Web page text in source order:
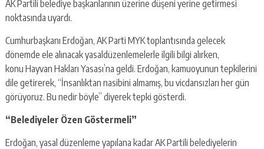
AK Partili belediye başkanlarının üzerine düşeni yerine getirmesi
noktasında uyardı.
Cumhurbaşkanı Erdoğan, AK Parti MYK toplantısında gelecek
dönemde ele alınacak yasaldüzenlemelerle ilgili bilgi alırken,
konu Hayvan Hakları Yasası’na geldi. Erdoğan, kamuoyunun tepkilerini
dile getirerek, “İnsanlıktan nasibini almamış, bu vicdansızları her gün
görüyoruz. Bu nedir böyle” diyerek tepki gösterdi.
“Belediyeler Özen Göstermeli”
Erdoğan, yasal düzenleme yapılana kadar AK Partili belediyelerin